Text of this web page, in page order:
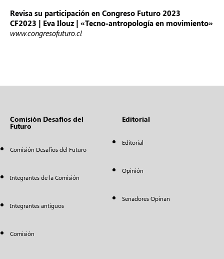
Revisa su participación en Congreso Futuro 2023
CF2023 | Eva Ilouz | «Tecno-antropología en movimiento»
www.congresofuturo.cl
Comisión Desafíos del
Futuro
Comisión Desafíos del Futuro
Integrantes de la Comisión
Integrantes antiguos
Comisión
Editorial
Editorial
Opinión
Senadores Opinan